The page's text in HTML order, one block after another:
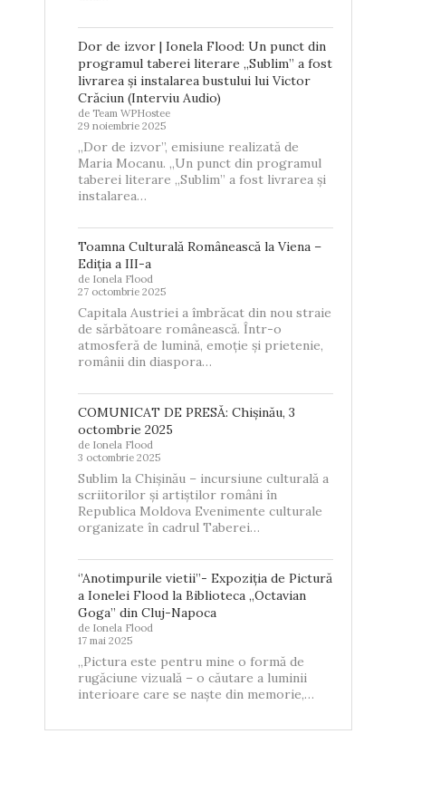
COMUNICAT DE PRESĂ:
CHIȘINĂU, 3 OCTOMBRIE 2025
3 octombrie 2025
‘’ANOTIMPURILE
EXPOZIȚIA DE
Dor de izvor | Ionela Flood: Un punct din
programul taberei literare „Sublim” a fost
livrarea și instalarea bustului lui Victor
Crăciun (Interviu Audio)
de Team WPHostee
29 noiembrie 2025
„Dor de izvor”, emisiune realizată de
Maria Mocanu. „Un punct din programul
taberei literare „Sublim” a fost livrarea și
instalarea…
Toamna Culturală Românească la Viena –
Ediția a III-a
de Ionela Flood
27 octombrie 2025
Capitala Austriei a îmbrăcat din nou straie
de sărbătoare românească. Într-o
atmosferă de lumină, emoție și prietenie,
românii din diaspora…
COMUNICAT DE PRESĂ: Chișinău, 3
octombrie 2025
de Ionela Flood
3 octombrie 2025
Sublim la Chișinău – incursiune culturală a
scriitorilor și artiștilor români în
Republica Moldova Evenimente culturale
organizate în cadrul Taberei…
‘’Anotimpurile vietii’’- Expoziția de Pictură
a Ionelei Flood la Biblioteca „Octavian
Goga” din Cluj-Napoca
de Ionela Flood
17 mai 2025
„Pictura este pentru mine o formă de
rugăciune vizuală – o căutare a luminii
interioare care se naște din memorie,…